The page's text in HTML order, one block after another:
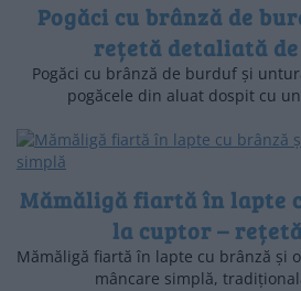
Pogăci cu brânză de
rețetă detaliată de
Pogăci cu brânză de burduf și
pogăcele din aluat dospit cu
Mămăligă fiartă în lapte
la cuptor –
Mămăligă fiartă în lapte cu brânză și
mâncare simplă,